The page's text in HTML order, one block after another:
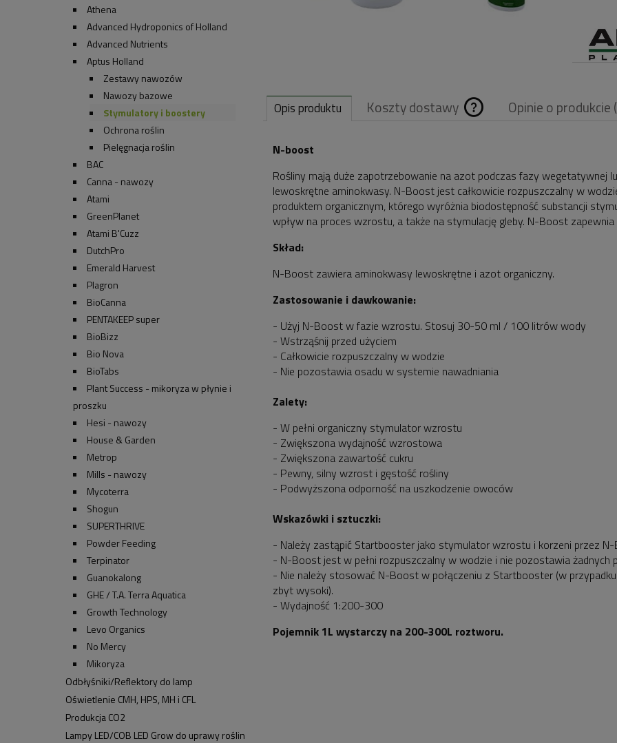
Athena
Advanced Hydroponics of Holland
Advanced Nutrients
Aptus Holland
Zestawy nawozów
Nawozy bazowe
Stymulatory i boostery
Ochrona roślin
Pielęgnacja roślin
BAC
Canna - nawozy
Atami
GreenPlanet
Atami B'Cuzz
DutchPro
Emerald Harvest
Plagron
BioCanna
PENTAKEEP super
BioBizz
Bio Nova
BioTabs
Plant Success - mikoryza w płynie i
proszku
Hesi - nawozy
House & Garden
Metrop
Mills - nawozy
Mycoterra
Shogun
SUPERTHRIVE
Powder Feeding
Terpinator
Guanokalong
GHE / T.A. Terra Aquatica
Growth Technology
Levo Organics
No Mercy
Mikoryza
Odbłyśniki/Reflektory do lamp
Oświetlenie CMH, HPS, MH i CFL
Produkcja CO2
Lampy LED/COB LED Grow do uprawy roślin
Opis produktu Koszty dostawy
ewentualnych
kosztów
Opinie o produkcie
N-boost
Rośliny mają duże zapotrzebowanie na azot podczas fazy
lewoskrętne aminokwasy. N-Boost jest całkowicie rozpuszczalny w
produktem organicznym, którego wyróżnia biodostępność substancji
wpływ na proces wzrostu, a także na stymulację gleby. N-Boost
Skład:
N-Boost zawiera aminokwasy lewoskrętne i azot organiczny.
Zastosowanie i dawkowanie:
- Użyj N-Boost w fazie wzrostu. Stosuj 30-50 ml / 100 litrów wody
- Wstrząśnij przed użyciem
- Całkowicie rozpuszczalny w wodzie
- Nie pozostawia osadu w systemie nawadniania
Zalety:
- W pełni organiczny stymulator wzrostu
- Zwiększona wydajność wzrostowa
- Zwiększona zawartość cukru
- Pewny, silny wzrost i gęstość rośliny
- Podwyższona odporność na uszkodzenie owoców
Wskazówki i sztuczki:
- Należy zastąpić Startbooster jako stymulator wzrostu i korzeni przez
- N-Boost jest w pełni rozpuszczalny w wodzie i nie pozostawia żadnych
- Nie należy stosować N-Boost w połączeniu z Startbooster (w
zbyt wysoki).
- Wydajność 1:200-300
Pojemnik 1L wystarczy na 200-300L roztworu.